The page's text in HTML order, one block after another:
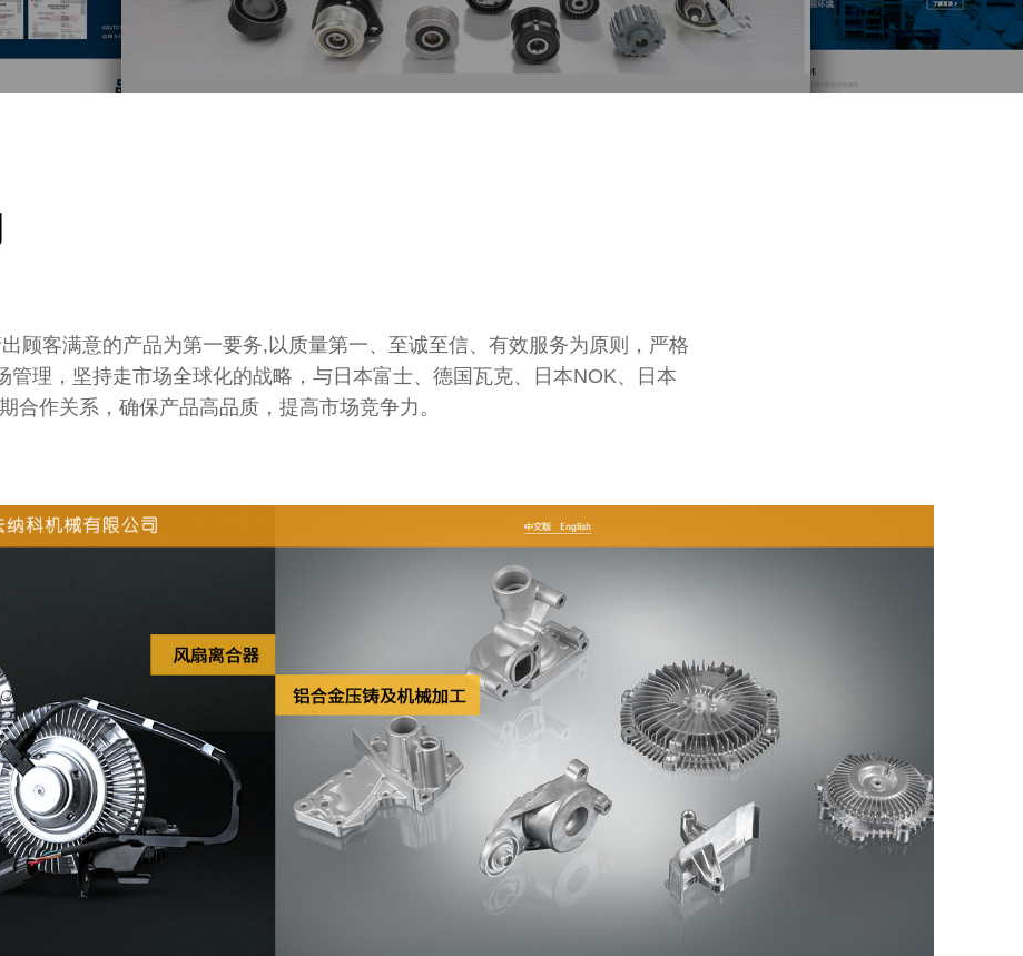
顾客满意的产品为第一要务,以质量第一、至诚至信、有效服务为原则，严格
管理，坚持走市场全球化的战略，与日本富士、德国瓦克、日本NOK、日本
合作关系，确保产品高品质，提高市场竞争力。